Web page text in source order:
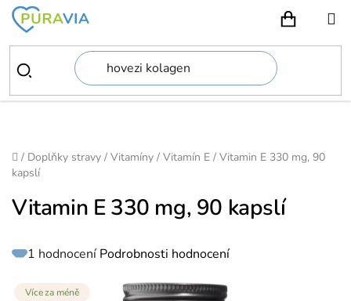
Přejít
obsah
Domů
/ Doplňky stravy / Vitamíny / Vitamín E / Vitamin E 330 mg, 90
kapslí
Vitamin E 330 mg, 90 kapslí
Průměrné
hodnocení
5,0
1 hodnocení Podrobnosti hodnocení
Více za méně